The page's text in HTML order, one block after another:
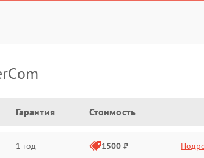
Гарантия Стоимость
1 год 1500 ₽